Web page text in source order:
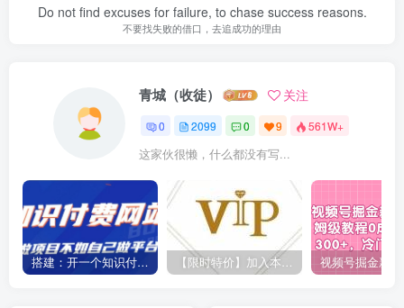
Do not find excuses for failure, to chase success reasons.
不要找失败的借口，去追成功的理由
青城（收徒） 关注
0 2099 0 9 561W+
这家伙很懒，什么都没有写...
搭建：开一个知识付费资源网站，24小时全自动赚钱！ 【限时特价】加入本站VIP会员，海量最新各大团队网赚内部教程全免费，每天持续更新！